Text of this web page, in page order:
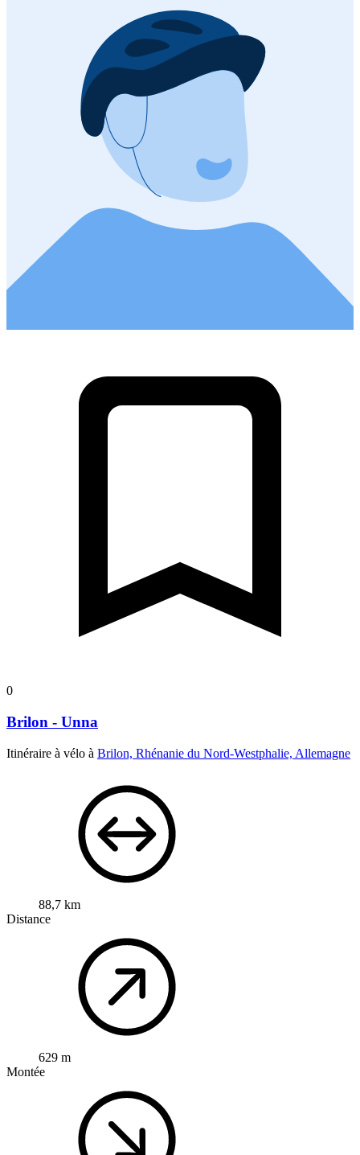
0
Brilon - Unna
Itinéraire à vélo à Brilon, Rhénanie du Nord-Westphalie, Allemagne
88,7 km
Distance
629 m
Montée